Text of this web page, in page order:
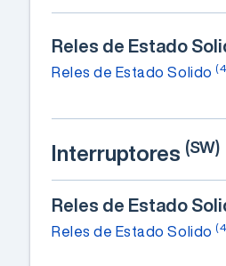
Reles de Estado
Reles de Estado Solido
Interruptores (SW)
Reles de Estado
Reles de Estado Solido